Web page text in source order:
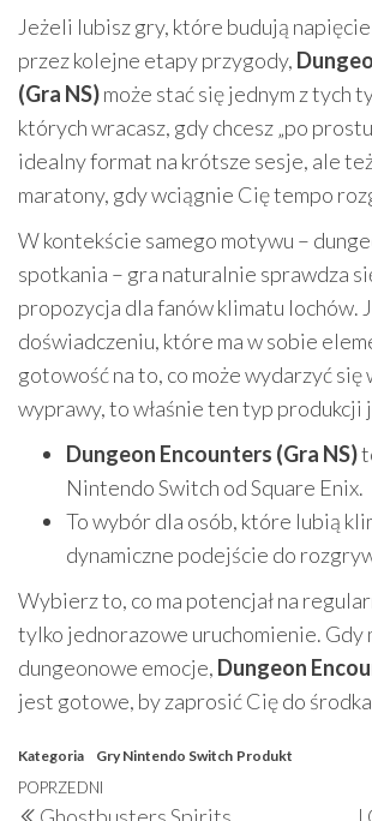
Jeżeli lubisz gry, które budują
przez kolejne etapy przygody,
(Gra NS)może stać się jednym z tych
których wracasz, gdy chcesz „po prostu
idealny format na krótsze sesje, ale też
maratony, gdy wciągnie Cię tempo
W kontekście samego motywu –
spotkania – gra naturalnie sprawdza
propozycja dla fanów klimatu lochów.
doświadczeniu, które ma w sobie
gotowość na to, co może wydarzyć się
wyprawy, to właśnie ten typ produkcji
Dungeon Encounters (Gra NS)
Nintendo Switch od Square Enix.
To wybór dla osób, które lubią
dynamiczne podejście do
Wybierz to, co ma potencjał na
tylko jednorazowe uruchomienie. Gdy
dungeonowe emocje, Dungeon
jest gotowe, by zaprosić Cię do
Kategoria Gry Nintendo Switch Produkt
Nawigacja
Poprzedni
POPRZEDNI